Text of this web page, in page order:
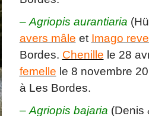
– Agriopis aurantiaria
avers mâle et Imago
Bordes. Chenille le 28
femelle le 8 novembre
à Les Bordes.
– Agriopis bajaria (Denis